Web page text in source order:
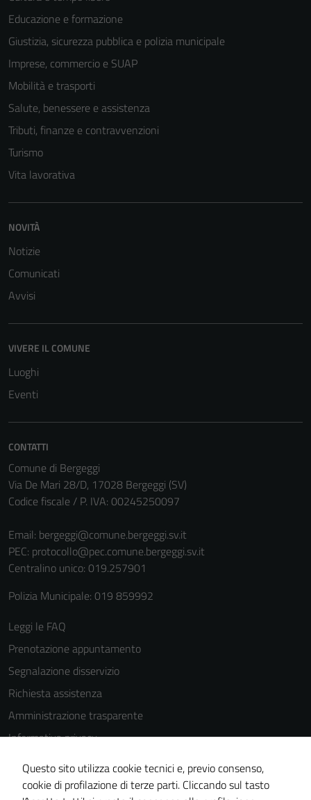
Educazione e formazione
Giustizia, sicurezza pubblica e polizia municipale
Imprese, commercio e SUAP
Mobilità e trasporti
Salute, benessere e assistenza
Tributi, finanze e contravvenzioni
Turismo
Vita lavorativa
NOVITÀ
Notizie
Comunicati
Avvisi
VIVERE IL COMUNE
Luoghi
Eventi
CONTATTI
Comune di Bergeggi
Via De Mari 28/D, 17028 Bergeggi (SV)
Codice fiscale / P. IVA: 00245250097
Email: bergeggi@comune.bergeggi.sv.it
PEC: protocollo@pec.comune.bergeggi.sv.it
Centralino unico: 019.257901
Polizia Municipale: 019 859992
Leggi le FAQ
Prenotazione appuntamento
Segnalazione disservizio
Richiesta assistenza
Amministrazione trasparente
Informativa privacy
Cookie Policy
Note legali
Questo sito utilizza cookie tecnici e, previo consenso,
cookie di profilazione di terze parti. Cliccando sul tasto
Questi cookie
sono necessari